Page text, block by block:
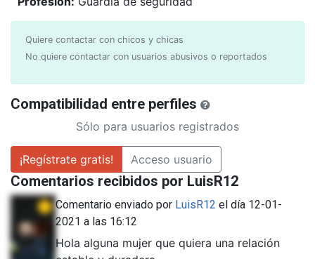
Quiere contactar con chicos y chicas
No quiere contactar con usuarios abusivos o reportados
Compatibilidad entre perfiles
Sólo para usuarios registrados
¡Regístrate gratis! Acceso usuario
Comentarios recibidos por LuisR12
Comentario enviado por LuisR12 el día 12-01-
2021 a las 16:12
Hola alguna mujer que quiera una relación